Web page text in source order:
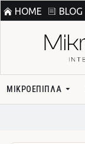
HOME BLOG
ΜΙΚΡΟΕΠΙΠΛΑ